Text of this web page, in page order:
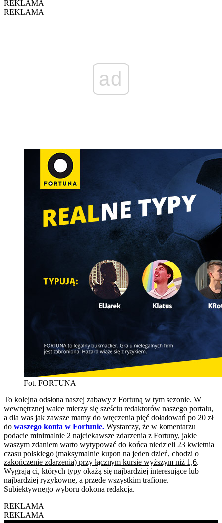
REKLAMA
REKLAMA
ad
Fot. FORTUNA
To kolejna odsłona naszej zabawy z Fortuną w tym sezonie. W
wewnętrznej walce mierzy się sześciu redaktorów naszego portalu,
a dla was jak zawsze mamy do wręczenia pięć doładowań po 20 zł
do waszego konta w Fortunie. Wystarczy, że w komentarzu
podacie minimalnie 2 najciekawsze zdarzenia z Fortuny, jakie
waszym zdaniem warto wytypować do końca niedzieli 23 kwietnia
czasu polskiego (maksymalnie kupon na jeden dzień, chodzi o
zakończenie zdarzenia) przy łącznym kursie wyższym niż 1,6.
Wygrają ci, których typy okażą się najbardziej interesujące lub
najbardziej ryzykowne, a przede wszystkim trafione.
Subiektywnego wyboru dokona redakcja.
REKLAMA
REKLAMA